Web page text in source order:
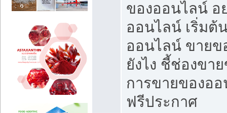
ของออนไลน์ อ
ออนไลน์ เริ่มต้
ออนไลน์ ขายข
ยังไง ชี้ช่องขา
การขายของออ
ฟรีประกาศ